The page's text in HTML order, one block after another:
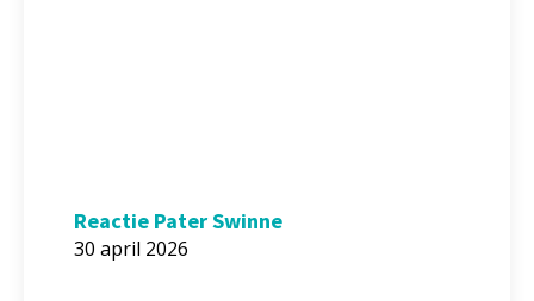
Reactie Pater Swinne
30 april 2026